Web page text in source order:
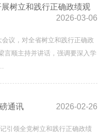
树立和践行正确政绩观
2026-03-06
议，对全省树立和践行正确政
言顺主持并讲话，强调要深入学
通讯 2026-02-26
引领全党树立和践行正确政绩